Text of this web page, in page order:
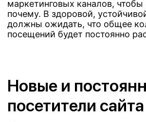
маркетинговых каналов, чтобы
почему. В здоровой,
должны ожидать, что общее
посещений будет постоянно
Новые и
посетители сайта